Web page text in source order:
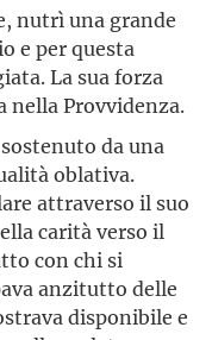
nutrì una grande
e per questa
La sua forza
nella Provvidenza.
da una
oblativa.
attraverso il suo
carità verso il
con chi si
anzitutto delle
disponibile e